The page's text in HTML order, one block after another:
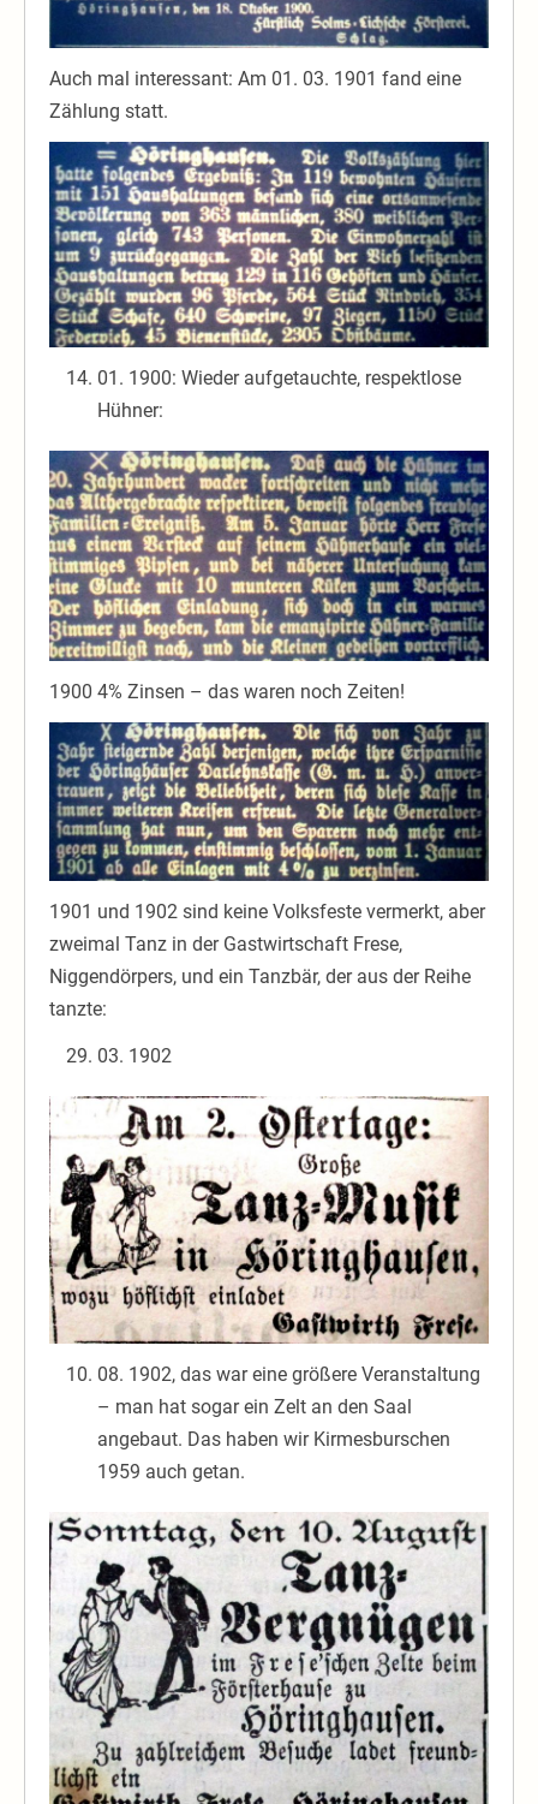
Auch mal interessant: Am 01. 03. 1901 fand eine
Zählung statt.
01. 1900: Wieder aufgetauchte, respektlose
Hühner:
1900 4% Zinsen – das waren noch Zeiten!
1901 und 1902 sind keine Volksfeste vermerkt, aber
zweimal Tanz in der Gastwirtschaft Frese,
Niggendörpers, und ein Tanzbär, der aus der Reihe
tanzte:
03. 1902
08. 1902, das war eine größere Veranstaltung
– man hat sogar ein Zelt an den Saal
angebaut. Das haben wir Kirmesburschen
1959 auch getan.